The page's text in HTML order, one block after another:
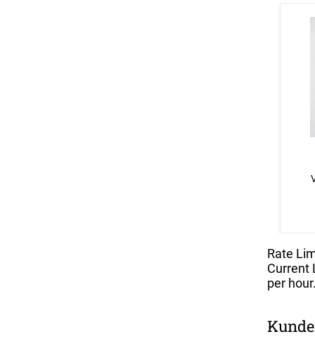
Rate
Current
per hour.